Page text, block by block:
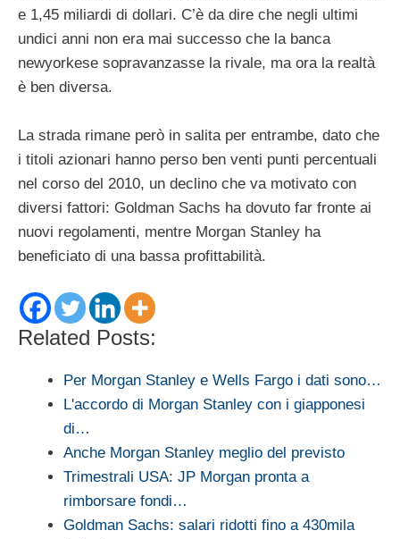
e 1,45 miliardi di dollari. C’è da dire che negli ultimi
undici anni non era mai successo che la banca
newyorkese sopravanzasse la rivale, ma ora la realtà
è ben diversa.
La strada rimane però in salita per entrambe, dato che
i titoli azionari hanno perso ben venti punti percentuali
nel corso del 2010, un declino che va motivato con
diversi fattori: Goldman Sachs ha dovuto far fronte ai
nuovi regolamenti, mentre Morgan Stanley ha
beneficiato di una bassa profittabilità.
Related Posts:
Per Morgan Stanley e Wells Fargo i dati sono…
L'accordo di Morgan Stanley con i giapponesi
di…
Anche Morgan Stanley meglio del previsto
Trimestrali USA: JP Morgan pronta a
rimborsare fondi…
Goldman Sachs: salari ridotti fino a 430mila